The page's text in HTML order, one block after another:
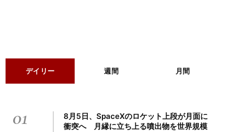
デイリー 週間 月間
01
8月5日、SpaceXのロケット上段が月面に
衝突へ 月縁に立ち上る噴出物を世界規模